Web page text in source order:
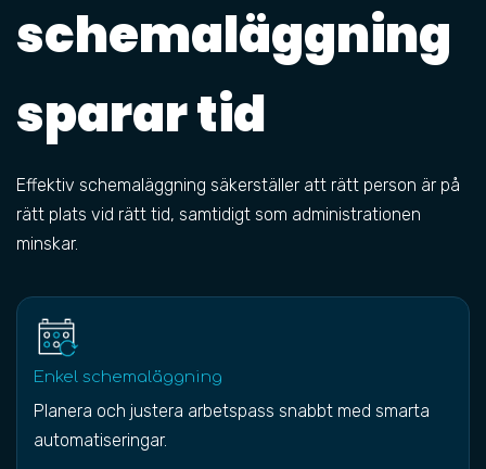
schemaläggning
sparar tid
Effektiv schemaläggning säkerställer att rätt person är på
rätt plats vid rätt tid, samtidigt som administrationen
minskar.
Enkel schemaläggning
Planera och justera arbetspass snabbt med smarta
automatiseringar.